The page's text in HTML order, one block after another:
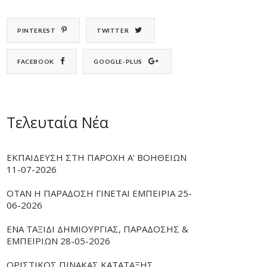
PINTEREST TWITTER
FACEBOOK GOOGLE-PLUS
Τελευταία Νέα
ΕΚΠΑΙΔΕΥΣΗ ΣΤΗ ΠΑΡΟΧΗ Α' ΒΟΗΘΕΙΩΝ
11-07-2026
ΟΤΑΝ Η ΠΑΡΑΔΟΣΗ ΓΙΝΕΤΑΙ ΕΜΠΕΙΡΙΑ 25-
06-2026
ΕΝΑ ΤΑΞΙΔΙ ΔΗΜΙΟΥΡΓΙΑΣ, ΠΑΡΑΔΟΣΗΣ &
ΕΜΠΕΙΡΙΩΝ 28-05-2026
ΟΡΙΣΤΙΚΟΣ ΠΙΝΑΚΑΣ ΚΑΤΑΤΑΞΗΣ